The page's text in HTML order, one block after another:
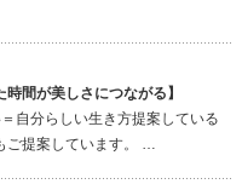
間が美しさにつながる】
自分らしい生き方提案している
ご提案しています。 …